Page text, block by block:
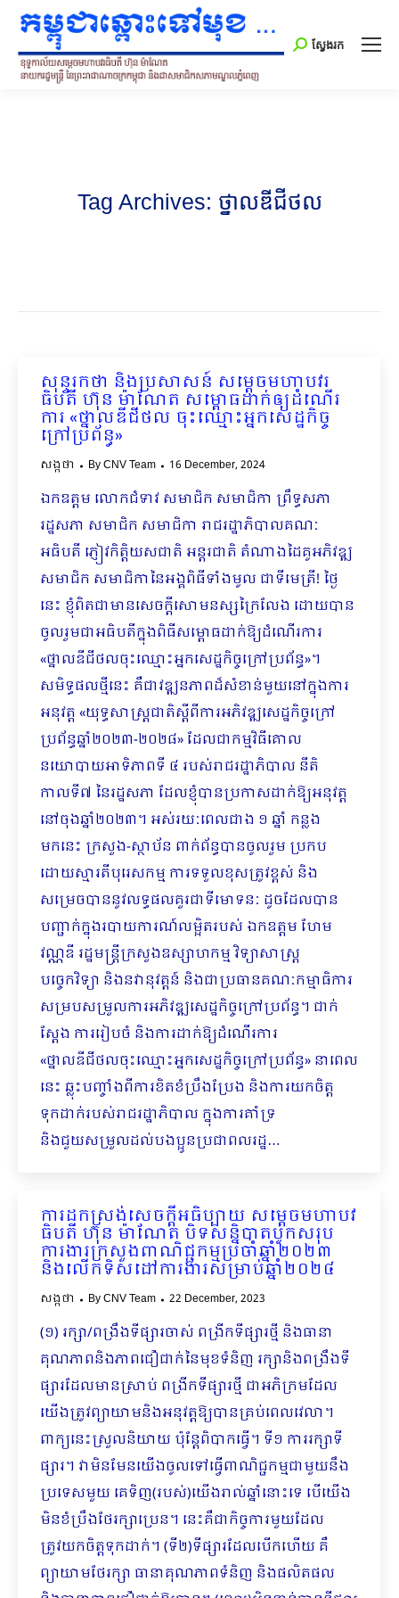
Search:
ស្វែងរក
Tag Archives: ថ្នាលឌីជីថល
សុន្ទរកថា និងប្រសាសន៍ សម្ដេចមហាបវរ
ធិបតី ហ៊ុន ម៉ាណែត សម្ពោធដាក់ឲ្យដំណើរ
ការ «ថ្នាលឌីជីថល ចុះឈ្មោះអ្នកសេដ្ឋកិច្ច
ក្រៅប្រព័ន្ធ»
សង្កថា ByCNV Team 16 December, 2024
ឯកឧត្តម លោកជំទាវ សមាជិក សមាជិកា ព្រឹទ្ធសភា
រដ្ឋសភា សមាជិក សមាជិកា រាជរដ្ឋាភិបាលគណៈ
អធិបតី ភ្ញៀវកិត្តិយសជាតិ អន្តរជាតិ តំណាងដៃគូអភិវឌ្ឍ
សមាជិក សមាជិកានៃអង្គពិធីទាំងមូល ជាទីមេត្រី! ថ្ងៃ
នេះ ខ្ញុំពិតជាមានសេចក្តីសោមនស្សក្រៃលែង ដោយបាន
ចូលរួមជាអធិបតីក្នុងពិធីសម្ពោធដាក់ឱ្យដំណើរការ
«ថ្នាលឌីជីថលចុះឈ្មោះអ្នកសេដ្ឋកិច្ចក្រៅប្រព័ន្ធ»។
សមិទ្ធផល​ថ្មី​នេះ គឺជាវឌ្ឍនភាពដ៏សំខាន់មួយនៅក្នុងការ
អនុវត្ត «យុទ្ធសាស្រ្តជាតិស្តីពីការអភិវឌ្ឍសេដ្ឋកិច្ចក្រៅ
ប្រព័ន្ធឆ្នាំ២០២៣-២០២៨» ដែលជាកម្មវិធីគោល
នយោបាយអាទិភាពទី ៤ របស់រាជរដ្ឋាភិបាល នីតិ
កាលទី៧ នៃរដ្ឋសភា ដែលខ្ញុំបានប្រកាសដាក់ឱ្យអនុវត្ត
នៅចុងឆ្នាំ២០២៣។ អស់រយៈពេលជាង ១ ឆ្នាំ កន្លង
មកនេះ ក្រសួង-ស្ថាប័ន ពាក់ព័ន្ធបានចូលរួម ប្រកប
ដោយស្មារតីបុរេសកម្ម ការទទួលខុសត្រូវខ្ពស់ និង
សម្រេចបាននូវលទ្ធផលគួរជាទីមោទនៈ ដូច​ដែលបាន
បញ្ជាក់ក្នុងរបាយការណ៍លម្អិតរបស់ ឯកឧត្តម ហែម
វណ្ណឌី រដ្ឋមន្ត្រីក្រសួងឧស្សាហកម្ម វិទ្យាសាស្ត្រ
បច្ចេកវិទ្យា និងនវានុវត្តន៍ និងជាប្រធានគណៈកម្មាធិការ
សម្របសម្រួល​ការអភិវឌ្ឍសេដ្ឋកិច្ចក្រៅប្រព័ន្ធ។ ជាក់
ស្តែង ការរៀបចំ និងការដាក់ឱ្យដំណើរការ
«ថ្នាលឌីជីថលចុះឈ្មោះអ្នកសេដ្ឋកិច្ចក្រៅប្រព័ន្ធ» នាពេល
នេះ ឆ្លុះបញ្ចាំងពីការខិតខំប្រឹងប្រែង និងការយកចិត្ត
ទុកដាក់របស់រាជរដ្ឋាភិបាល ក្នុងការគាំទ្រ
និងជួយសម្រួលដល់បងប្អូនប្រជាពលរដ្ឋ…
ការដកស្រង់សេចក្តីអធិប្បាយ សម្តេចមហាបវ
ធិបតី ហ៊ុន ម៉ាណែត បិទសន្និបាតបូកសរុប
ការងារក្រសួងពាណិជ្ជកម្មប្រចាំឆ្នាំ២០២៣
និងលើកទិសដៅការងារសម្រាប់ឆ្នាំ២០២៤
សង្កថា ByCNV Team 22 December, 2023
(១) រក្សា/ពង្រឹងទីផ្សារចាស់ ពង្រីកទីផ្សារថ្មី និងធានា
គុណភាពនិងភាពជឿជាក់នៃមុខទំនិញ រក្សានិងពង្រឹងទី
ផ្សារដែលមានស្រាប់ ពង្រីកទីផ្សារថ្មី ជាអភិក្រមដែល
យើងត្រូវព្យាយាមនិងអនុវត្ត​ឱ្យបានគ្រប់ពេលវេលា។
ពាក្យនេះស្រួលនិយាយ ប៉ុន្តែពិបាកធ្វើ។ ទី១ ការរក្សាទី
ផ្សារ។ វាមិនមែនយើងចូលទៅធ្វើពាណិជ្ជកម្មជាមួយនឹង
ប្រទេសមួយ គេទិញ(របស់)យើងរាល់ឆ្នាំនោះទេ បើយើង
មិនខំប្រឹងថែរក្សាប្រេន។ នេះគឺជាកិច្ចការមួយដែល
ត្រូវយកចិត្តទុកដាក់។ (ទី២)ទីផ្សារដែលបើកហើយ គឺ
ព្យាយាមថែរក្សា ធានាគុណភាពទំនិញ និងផលិតផល